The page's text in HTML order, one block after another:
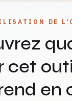
DE
cet
en